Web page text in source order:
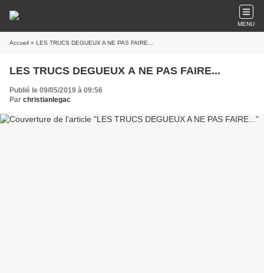
MENU
Accueil » LES TRUCS DEGUEUX A NE PAS FAIRE...
LES TRUCS DEGUEUX A NE PAS FAIRE...
Publié le 09/05/2019 à 09:56
Par christianlegac